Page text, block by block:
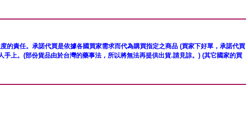
責任。承諾代買是依據各國買家需求而代為購買指定之商品 (買家下好單，承諾代買
上。(部份貨品由於台灣的藥事法，所以將無法再提供出貨.請見諒。) (其它國家的買